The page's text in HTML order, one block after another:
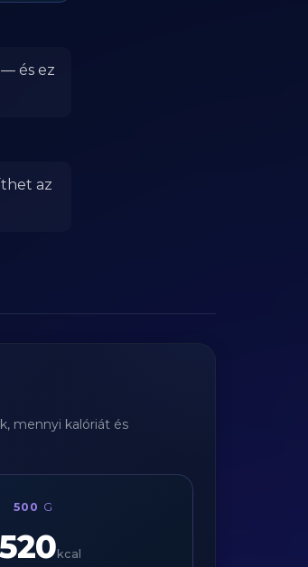
és ez
az
mennyi kalóriát és
500 G
kcal